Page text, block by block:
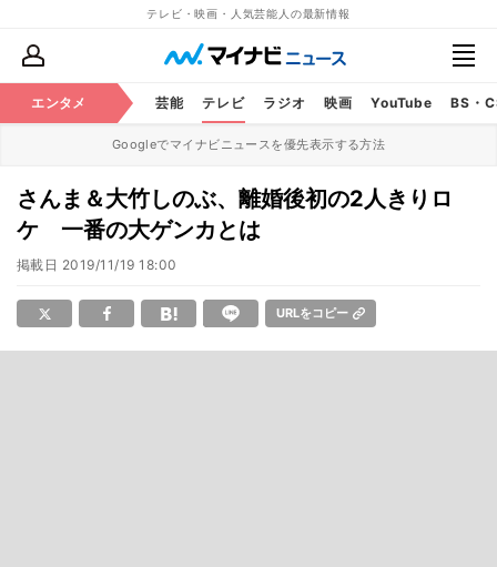
テレビ・映画・人気芸能人の最新情報
エンタメ 芸能 テレビ ラジオ 映画 YouTube BS・
Googleでマイナビニュースを優先表示する方法
さんま＆大竹しのぶ、離婚後初の2人きりロ
ケ 一番の大ゲンカとは
掲載日 2019/11/19 18:00
URLをコピー